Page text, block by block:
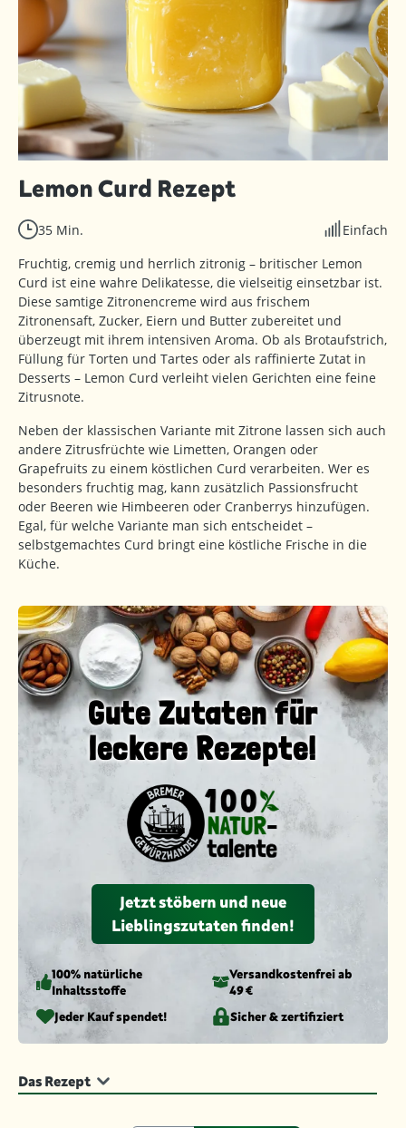
Lemon Curd Rezept
35 Min.
Einfach
Fruchtig, cremig und herrlich zitronig – britischer Lemon
Curd ist eine wahre Delikatesse, die vielseitig einsetzbar ist.
Diese samtige Zitronencreme wird aus frischem
Zitronensaft, Zucker, Eiern und Butter zubereitet und
überzeugt mit ihrem intensiven Aroma. Ob als Brotaufstrich,
Füllung für Torten und Tartes oder als raffinierte Zutat in
Desserts – Lemon Curd verleiht vielen Gerichten eine feine
Zitrusnote.
Neben der klassischen Variante mit Zitrone lassen sich auch
andere Zitrusfrüchte wie Limetten, Orangen oder
Grapefruits zu einem köstlichen Curd verarbeiten. Wer es
besonders fruchtig mag, kann zusätzlich Passionsfrucht
oder Beeren wie Himbeeren oder Cranberrys hinzufügen.
Egal, für welche Variante man sich entscheidet –
selbstgemachtes Curd bringt eine köstliche Frische in die
Küche.
Gute Zutaten für
leckere Rezepte!
Jetzt stöbern und neue
Lieblingszutaten finden!
100% natürliche
Inhaltsstoffe
Versandkosten­frei ab
49 €
Jeder Kauf spendet!
Sicher & zertifiziert
Das Rezept